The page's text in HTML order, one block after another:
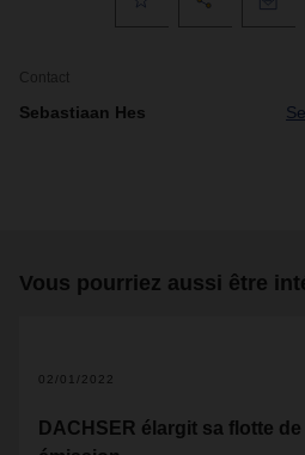
Contact
Sebastiaan Hes
Vous pourriez aussi être
02/01/2022
DACHSER élargit sa flotte